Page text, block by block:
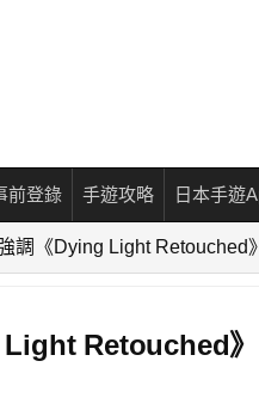
前登錄 手遊攻略 日本手遊
調《Dying Light Retouched
Retouched